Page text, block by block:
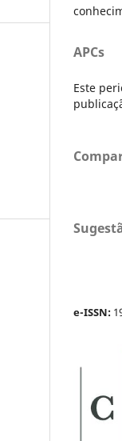
APCs
Este
e-ISSN: